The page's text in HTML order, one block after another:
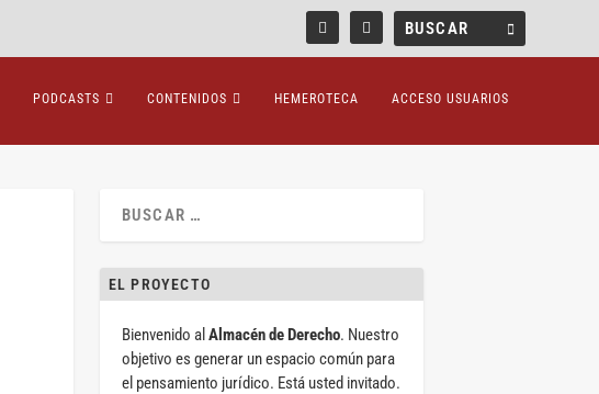
PODCASTS CONTENIDOS HEMEROTECA ACCESO USUARIOS
EL PROYECTO
Bienvenido al Almacén de Derecho. Nuestro
objetivo es generar un espacio común para
el pensamiento jurídico. Está usted invitado.